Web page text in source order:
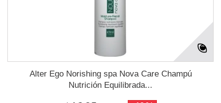
Alter Ego Norishing spa Nova Care Champú
Nutrición Equilibrada...